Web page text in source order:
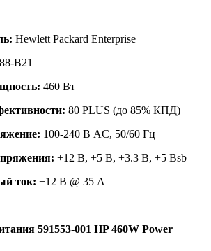
Hewlett Packard Enterprise
B21
460 Вт
80 PLUS (до 85% КПД)
100-240 В AC, 50/60 Гц
+12 В, +5 В, +3.3 В, +5 Вsb
ток: +12 В @ 35 А
591553-001 HP 460W Power